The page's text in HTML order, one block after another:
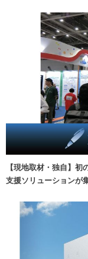
【現地取材・独自】
支援ソリューションが